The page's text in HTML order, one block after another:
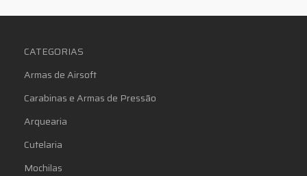
CATEGORIAS
Armas de Airsoft
Carabinas e Armas de Pressão
Arquearia
Cutelaria
Mochilas